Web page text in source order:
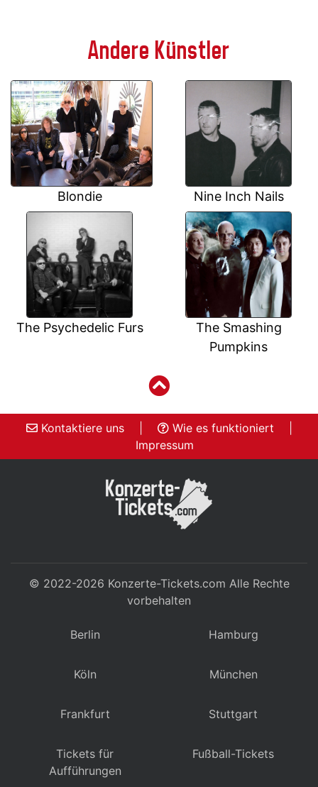
Andere Künstler
Blondie Nine Inch Nails
The Psychedelic Furs
The Smashing
Pumpkins
Kontaktiere uns Wie es funktioniert
Impressum
© 2022-2026 Konzerte-Tickets.com Alle Rechte
vorbehalten
Berlin Hamburg
Köln München
Frankfurt Stuttgart
Tickets für
Aufführungen
Fußball-Tickets